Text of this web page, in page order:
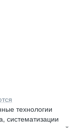
технологии
систематизации